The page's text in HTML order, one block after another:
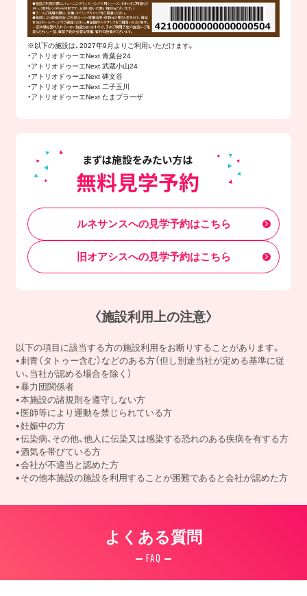
※以下の施設は、2027年9月よりご利用いただけます。
・アトリオドゥーエNext 青葉台24
・アトリオドゥーエNext 武蔵小山24
・アトリオドゥーエNext 碑文谷
・アトリオドゥーエNext 二子玉川
・アトリオドゥーエNext たまプラーザ
ルネサンスへの見学予約はこちら
旧オアシスへの見学予約はこちら
〈施設利用上の注意〉
以下の項目に該当する方の施設利用をお断りすることがあります。
刺青（タトゥー含む）などのある方（但し別途当社が定める基準に従
い、当社が認める場合を除く）
暴力団関係者
本施設の諸規則を遵守しない方
医師等により運動を禁じられている方
妊娠中の方
伝染病、その他、他人に伝染又は感染する恐れのある疾病を有する方
酒気を帯びている方
会社が不適当と認めた方
その他本施設の施設を利用することが困難であると会社が認めた方
よくある質問
FAQ